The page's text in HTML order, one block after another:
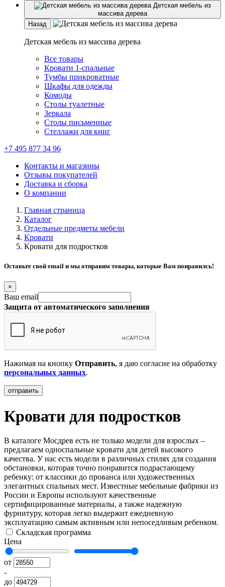
Детская мебель из
массива дерева
Назад
Детская мебель из массива дерева
Все товары
Кровати 1-спальные
Тумбы прикроватные
Шкафы для одежды
Комоды
Столы туалетные
Зеркала
Столы письменные
Стеллажи для книг
+7 495 877 34 96
Контакты и магазины
Отзывы покупателей
Доставка и сборка
О компании
Главная страница
Каталог
Отдельные предметы мебели
Кровати
Кровати для подростков
Оставьте свой email и мы отправим товары, которые Вам понравилсь!
×
Ваш email
Защита от автоматического заполнения
Нажимая на кнопку Отправить, я даю согласие на обработку
персональных данных.
Кровати для подростков
В каталоге Мосдрев есть не только модели для взрослых –
предлагаем односпальные кровати для детей высокого
качества. У нас есть модели в различных стилях для создания
обстановки, которая точно понравится подрастающему
ребенку: от классики до прованса или художественных
элегантных спальных мест. Известные мебельные фабрики из
России и Европы используют качественные
сертифицированные материалы, а также надежную
фурнитуру, которая легко выдержит ежедневную
эксплуатацию самым активным или непоседливым ребенком.
Складская программа
Цена
от
-
до